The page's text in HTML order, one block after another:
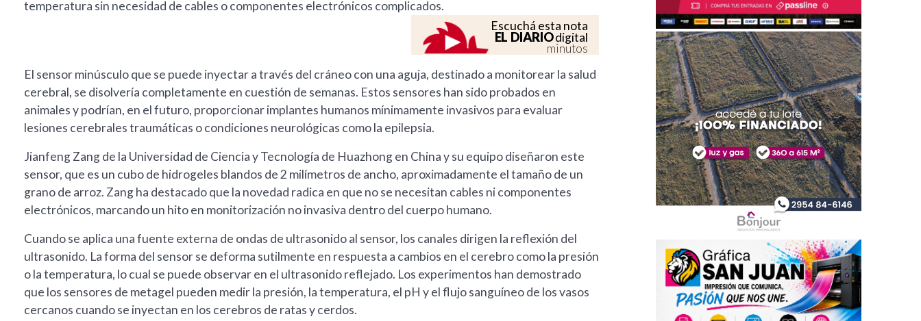
temperatura sin necesidad de cables o componentes electrónicos complicados.
Escuchá esta nota
EL DIARIOdigital
minutos
El sensor minúsculo que se puede inyectar a través del cráneo con una aguja, destinado a monitorear la salud
cerebral, se disolvería completamente en cuestión de semanas. Estos sensores han sido probados en
animales y podrían, en el futuro, proporcionar implantes humanos mínimamente invasivos para evaluar
lesiones cerebrales traumáticas o condiciones neurológicas como la epilepsia.
Jianfeng Zang de la Universidad de Ciencia y Tecnología de Huazhong en China y su equipo diseñaron este
sensor, que es un cubo de hidrogeles blandos de 2 milímetros de ancho, aproximadamente el tamaño de un
grano de arroz. Zang ha destacado que la novedad radica en que no se necesitan cables ni componentes
electrónicos, marcando un hito en monitorización no invasiva dentro del cuerpo humano.
Cuando se aplica una fuente externa de ondas de ultrasonido al sensor, los canales dirigen la reflexión del
ultrasonido. La forma del sensor se deforma sutilmente en respuesta a cambios en el cerebro como la presión
o la temperatura, lo cual se puede observar en el ultrasonido reflejado. Los experimentos han demostrado
que los sensores de metagel pueden medir la presión, la temperatura, el pH y el flujo sanguíneo de los vasos
cercanos cuando se inyectan en los cerebros de ratas y cerdos.